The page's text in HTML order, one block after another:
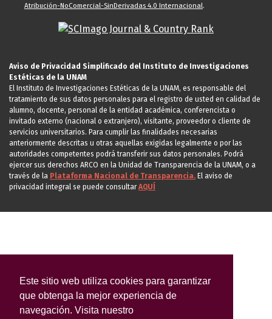
Este sitio web utiliza cookies para garantizar
que obtenga la mejor experiencia de
navegación. Visita nuestro
Atribución-NoComercial-SinDerivadas 4.0 Internacional.
Aviso de Privacidad Simplificado del Instituto de Investigaciones
Estéticas de la UNAM
El Instituto de Investigaciones Estéticas de la UNAM, es responsable del
tratamiento de sus datos personales para el registro de usted en calidad de
alumno, docente, personal de la entidad académica, conferencista o
invitado externo (nacional o extranjero), visitante, proveedor o cliente de
servicios universitarios. Para cumplir las finalidades necesarias
anteriormente descritas u otras aquellas exigidas legalmente o por las
autoridades competentes podrá transferir sus datos personales. Podrá
ejercer sus derechos ARCO en la Unidad de Transparencia de la UNAM, o a
través de la Plataforma Nacional de Transparencia. El aviso de
privacidad integral se puede consultarAQUÍ